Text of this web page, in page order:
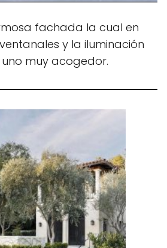
fachada la cual en
y la iluminación
muy acogedor.